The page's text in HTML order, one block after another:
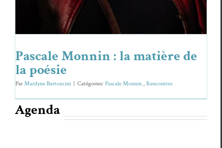
Pascale Monnin : la matière de
la poésie
ParMarilyne Bertoncini | Caté­gories: Pas­cale Mon­nin , Ren­con­tres
Agenda